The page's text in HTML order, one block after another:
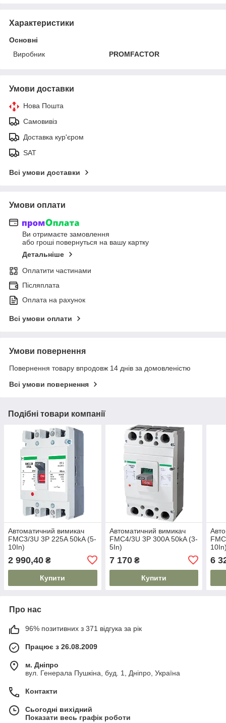
Характеристики
Основні
Виробник
PROMFACTOR
Умови доставки
Нова Пошта
Самовивіз
Доставка кур'єром
SAT
Всі умови доставки
Умови оплати
Ви отримаєте замовлення
або гроші повернуться на вашу картку
Детальніше
Оплатити частинами
Післяплата
Оплата на рахунок
Всі умови оплати
Умови повернення
Повернення товару впродовж 14 днів за домовленістю
Всі умови повернення
Подібні товари компанії
Автоматичний вимикач
FMC3/3U 3P 225A 50kA (5-
10In)
2 990,40 ₴
Купити
Автоматичний вимикач
FMC4/3U 3P 300A 50kA (3-
5In)
7 170₴
Купити
6
Про нас
96% позитивних з 371 відгука за рік
Працює з 26.08.2009
м. Дніпро
вул. Генерала Пушкіна, буд. 1, Дніпро, Україна
Контакти
Сьогодні вихідний
Показати весь графік роботи